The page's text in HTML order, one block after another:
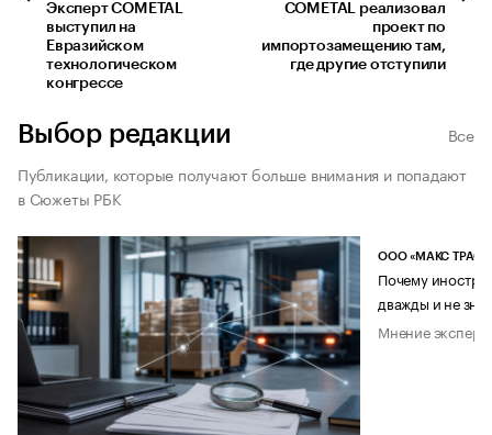
Эксперт COMETAL
выступил на
Евразийском
технологическом
конгрессе
COMETAL реализовал
проект по
импортозамещению там,
где другие отступили
Выбор редакции
Все
Публикации, которые получают больше внимания и попадают
в Сюжеты РБК
ООО «МАКС ТРАСТ»
Почему
дважды и не
Мнение